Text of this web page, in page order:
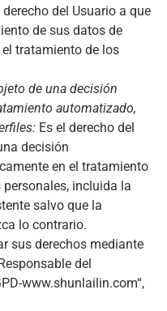
derecho del Usuario a que
de sus datos de
tratamiento de los
de una decisión
automatizado,
Es el derecho del
decisión
en el tratamiento
incluida la
salvo que la
lo contrario.
sus derechos mediante
del
www.shunlailin.com“,